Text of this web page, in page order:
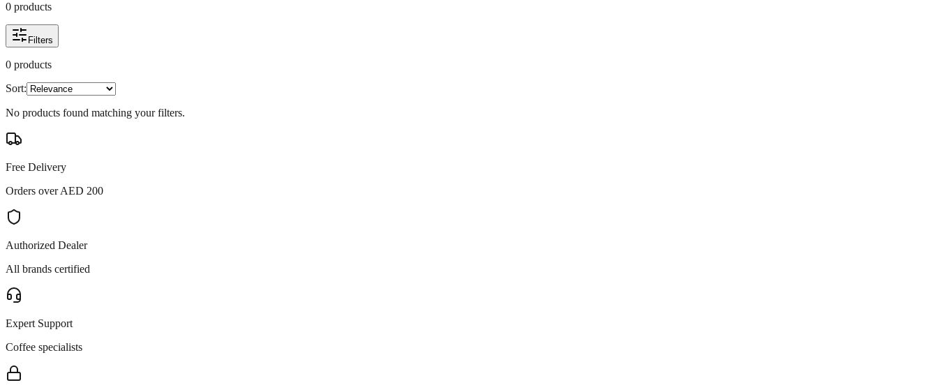
0 products
Filters
0 products
Sort:
No products found matching your filters.
Free Delivery
Orders over AED 200
Authorized Dealer
All brands certified
Expert Support
Coffee specialists